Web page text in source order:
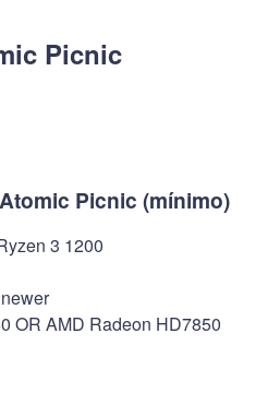
Picnic
Picnic (mínimo)
3 1200
OR AMD Radeon HD7850